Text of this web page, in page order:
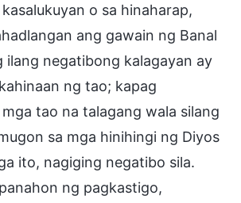
o sa hinaharap,
ang gawain ng Banal
ilang negatibong kalagayan ay
ng tao; kapag
tao na talagang wala silang
sa mga hinihingi ng Diyos
ito, nagiging negatibo sila.
ng pagkastigo,